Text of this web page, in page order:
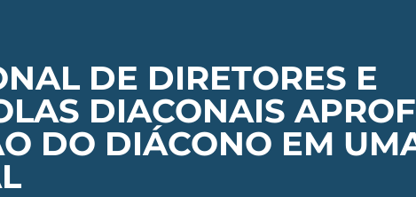
DE DIRETORES E
DIACONAIS
DO DIÁCONO EM